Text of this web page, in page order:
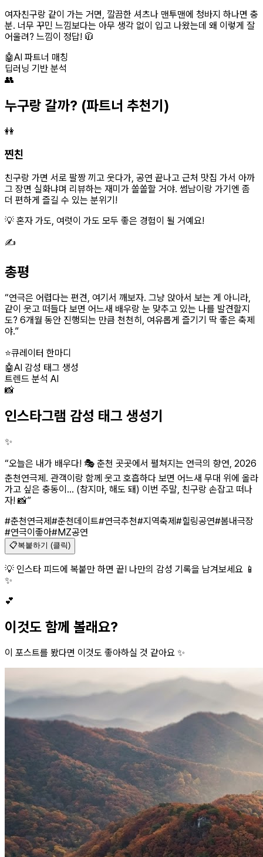
여자친구랑 같이 가는 거면, 깔끔한 셔츠나 맨투맨에 청바지 하나면 충
분. 너무 꾸민 느낌보다는 아무 생각 없이 입고 나왔는데 왜 이렇게 잘
어울려? 느낌이 정답! 🧥
🤖AI 파트너 매칭
딥러닝 기반 분석
👥
누구랑 갈까? (파트너 추천기)
👭
찐친
친구랑 가면 서로 팔짱 끼고 웃다가, 공연 끝나고 근처 맛집 가서 아까
그 장면 실화냐며 리뷰하는 재미가 쏠쏠할 거야. 썸남이랑 가기엔 좀
더 편하게 즐길 수 있는 분위기!
💡 혼자 가도, 여럿이 가도 모두 좋은 경험이 될 거예요!
✍️
총평
“연극은 어렵다는 편견, 여기서 깨보자. 그냥 앉아서 보는 게 아니라,
같이 웃고 떠들다 보면 어느새 배우랑 눈 맞추고 있는 나를 발견할지
도? 6개월 동안 진행되는 만큼 천천히, 여유롭게 즐기기 딱 좋은 축제
야.”
⭐큐레이터 한마디
🤖AI 감성 태그 생성
트렌드 분석 AI
📸
인스타그램 감성 태그 생성기
✨
“오늘은 내가 배우다! 🎭 춘천 곳곳에서 펼쳐지는 연극의 향연, 2026
춘천연극제. 관객이랑 함께 웃고 호흡하다 보면 어느새 무대 위에 올라
가고 싶은 충동이... (참지마, 해도 돼) 이번 주말, 친구랑 손잡고 떠나
자! 📸”
#춘천연극제#춘천데이트#연극추천#지역축제#힐링공연#봄내극장
#연극이좋아#MZ공연
📋복붙하기 (클릭)
💡 인스타 피드에 복붙만 하면 끝! 나만의 감성 기록을 남겨보세요 📱
✨
💕
이것도 함께 볼래요?
이 포스트를 봤다면 이것도 좋아하실 것 같아요 ✨